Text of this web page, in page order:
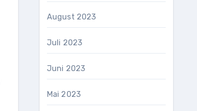
August 2023
Juli 2023
Juni 2023
Mai 2023